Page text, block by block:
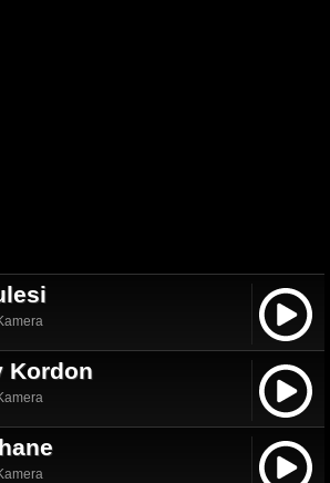
Kordon